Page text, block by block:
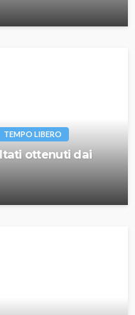
TEMPO LIBERO
ottenuti dai